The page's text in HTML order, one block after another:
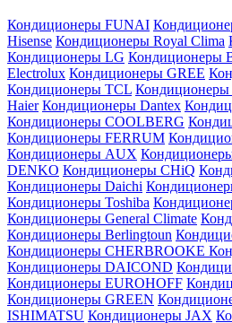
Кондиционеры FUNAI
Hisense Кондиционеры Royal Clima
Кондиционеры LG Кондиционеры
Electrolux Кондиционеры GREE
Кондиционеры TCL Кондиционеры
Haier Кондиционеры Dantex
Кондиционеры СOOLBERG
Кондиционеры FERRUM
Кондиционеры AUX
DENKO Кондиционеры CHiQ
Кондиционеры Daichi
Кондиционеры Toshiba
Кондиционеры General Climate
Кондиционеры Berlingtoun
Кондиционеры CHERBROOKE
Кондиционеры DAICOND
Кондиционеры EUROHOFF
Кондиционеры GREEN
ISHIMATSU Кондиционеры JAX